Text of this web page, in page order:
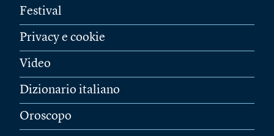
Festival
Privacy e cookie
Video
Dizionario italiano
Oroscopo